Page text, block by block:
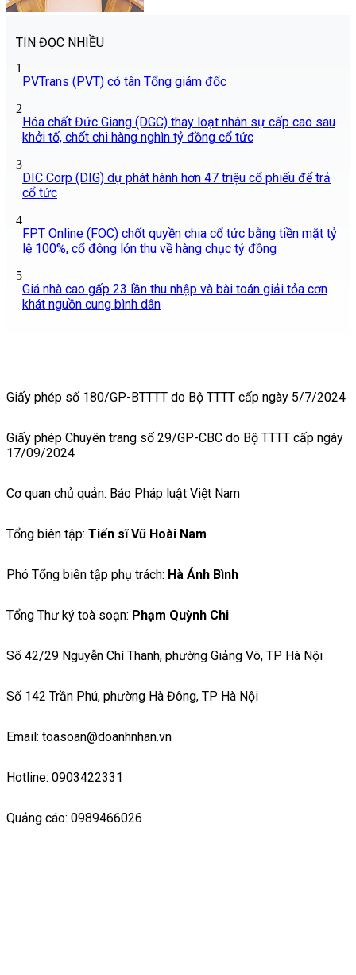
TIN ĐỌC NHIỀU
1
PVTrans (PVT) có tân Tổng giám đốc
2
Hóa chất Đức Giang (DGC) thay loạt nhân sự cấp cao sau
khởi tố, chốt chi hàng nghìn tỷ đồng cổ tức
3
DIC Corp (DIG) dự phát hành hơn 47 triệu cổ phiếu để trả
cổ tức
4
FPT Online (FOC) chốt quyền chia cổ tức bằng tiền mặt tỷ
lệ 100%, cổ đông lớn thu về hàng chục tỷ đồng
5
Giá nhà cao gấp 23 lần thu nhập và bài toán giải tỏa cơn
khát nguồn cung bình dân
Giấy phép số 180/GP-BTTTT do Bộ TTTT cấp ngày 5/7/2024
Giấy phép Chuyên trang số 29/GP-CBC do Bộ TTTT cấp ngày
17/09/2024
Cơ quan chủ quản: Báo Pháp luật Việt Nam
Tổng biên tập: Tiến sĩ Vũ Hoài Nam
Phó Tổng biên tập phụ trách: Hà Ánh Bình
Tổng Thư ký toà soạn: Phạm Quỳnh Chi
Số 42/29 Nguyễn Chí Thanh, phường Giảng Võ, TP Hà Nội
Số 142 Trần Phú, phường Hà Đông, TP Hà Nội
Email: toasoan@doanhnhan.vn
Hotline: 0903422331
Quảng cáo: 0989466026